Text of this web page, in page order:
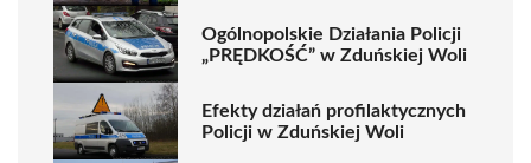
Ogólnopolskie Działania Policji
„PRĘDKOŚĆ” w Zduńskiej Woli
Efekty działań profilaktycznych
Policji w Zduńskiej Woli